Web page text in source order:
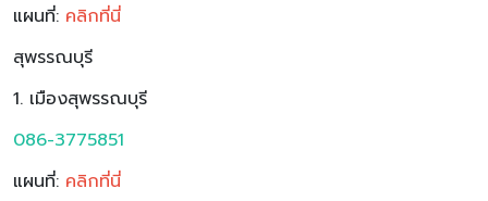
แผนที่: คลิกที่นี่
สุพรรณบุรี
1. เมืองสุพรรณบุรี
086-3775851
แผนที่: คลิกที่นี่